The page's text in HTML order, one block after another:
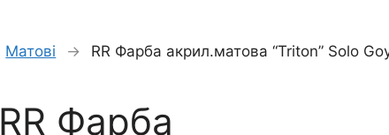
Матові →
RR Фарба акрил.матова “Triton” Solo
RR Фарба